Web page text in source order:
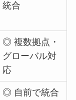
統合
◎ 複数拠点・
グローバル対
応
◎ 自前で統合